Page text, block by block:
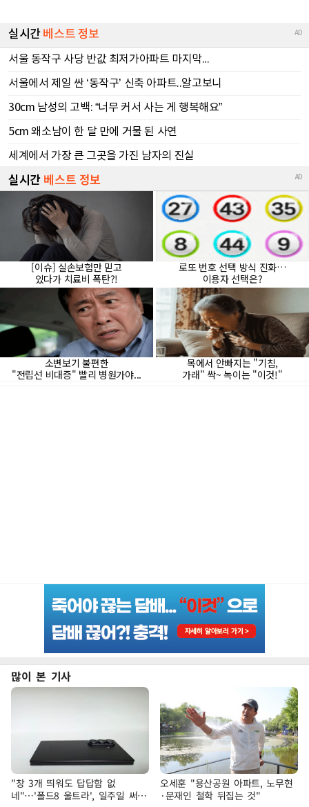
많이 본 기사
"창 3개 띄워도 답답함 없
네"…'폴드8 울트라', 일주일 써보
오세훈 "용산공원 아파트, 노무현
·문재인 철학 뒤집는 것"